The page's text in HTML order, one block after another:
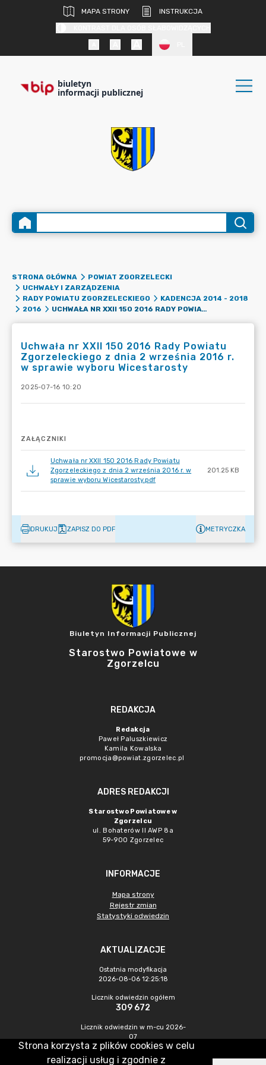
MAPA STRONY
INSTRUKCJA
biuletyn
informacji publicznej
STRONA GŁÓWNA
POWIAT ZGORZELECKI
UCHWAŁY I ZARZĄDZENIA
RADY POWIATU ZGORZELECKIEGO
KADENCJA 2014 - 2018
2016
UCHWAŁA NR XXII 150 2016 RADY POWIATU ZGORZELECKIEGO Z DNIA 2 WRZEŚNIA 2016 R. W SPRAWIE WYBORU WICESTAROSTY
Uchwała nr XXII 150 2016 Rady Powiatu
Zgorzeleckiego z dnia 2 września 2016 r.
w sprawie wyboru Wicestarosty
2025-07-16 10:20
ZAŁĄCZNIKI
Uchwała nr XXII 150 2016 Rady Powiatu
Zgorzeleckiego z dnia 2 września 2016 r. w
sprawie wyboru Wicestarosty.pdf
201.25 KB
DRUKUJ ZAPISZ DO PDF METRYCZKA
Biuletyn Informacji Publicznej
Starostwo Powiatowe w
Zgorzelcu
REDAKCJA
Redakcja
Paweł Paluszkiewicz
Kamila Kowalska
promocja@powiat.zgorzelec.pl
ADRES REDAKCJI
Starostwo Powiatowe w
Zgorzelcu
ul. Bohaterów II AWP 8a
59-900 Zgorzelec
INFORMACJE
Mapa strony
Rejestr zmian
Statystyki odwiedzin
AKTUALIZACJE
Ostatnia modyfikacja
2026-08-06 12:25:18
Licznik odwiedzin ogółem
309 672
Licznik odwiedzin w m-cu 2026-
07
370
Strona korzysta z plików cookies w celu
realizacji usług i zgodnie z